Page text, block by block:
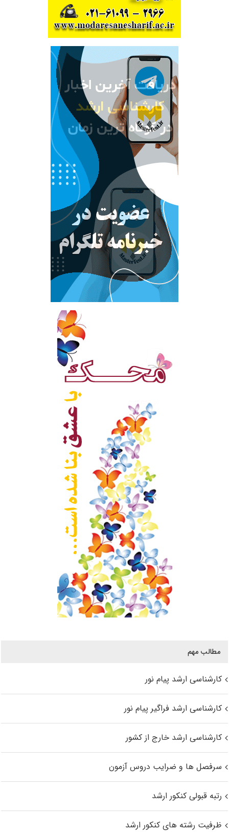
مطالب مهم
کارشناسی ارشد پیام نور
کارشناسی ارشد فراگیر پیام نور
کارشناسی ارشد خارج از کشور
سرفصل ها و ضرایب دروس آزمون
رتبه قبولی کنکور ارشد
ظرفیت رشته های کنکور ارشد